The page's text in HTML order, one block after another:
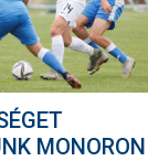
MONORON